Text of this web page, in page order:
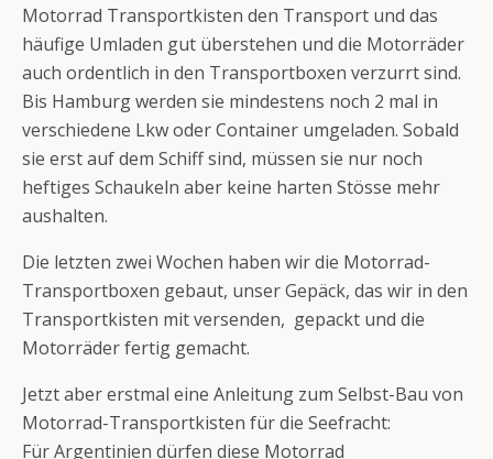
Motorrad Transportkisten den Transport und das
häufige Umladen gut überstehen und die Motorräder
auch ordentlich in den Transportboxen verzurrt sind.
Bis Hamburg werden sie mindestens noch 2 mal in
verschiedene Lkw oder Container umgeladen. Sobald
sie erst auf dem Schiff sind, müssen sie nur noch
heftiges Schaukeln aber keine harten Stösse mehr
aushalten.
Die letzten zwei Wochen haben wir die Motorrad-
Transportboxen gebaut, unser Gepäck, das wir in den
Transportkisten mit versenden, gepackt und die
Motorräder fertig gemacht.
Jetzt aber erstmal eine Anleitung zum Selbst-Bau von
Motorrad-Transportkisten für die Seefracht:
Für Argentinien dürfen diese Motorrad